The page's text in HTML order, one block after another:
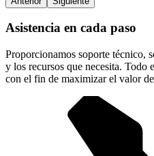
Asistencia en cada paso
Proporcionamos soporte técnico,
y los recursos que necesita. Todo
con el fin de maximizar el valor